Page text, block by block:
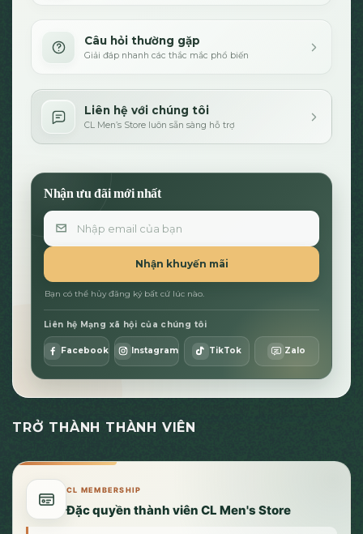
Câu hỏi thường gặp
Giải đáp nhanh các thắc mắc phổ biến
Liên hệ với chúng tôi
CL Men’s Store luôn sẵn sàng hỗ trợ
Nhận ưu đãi mới nhất
Email
Nhận khuyến mãi
Bạn có thể hủy đăng ký bất cứ lúc nào.
Liên hệ Mạng xã hội của chúng tôi
Facebook Instagram TikTok Zalo
TRỞ THÀNH THÀNH VIÊN
CL MEMBERSHIP
Đặc quyền thành viên CL Men's Store